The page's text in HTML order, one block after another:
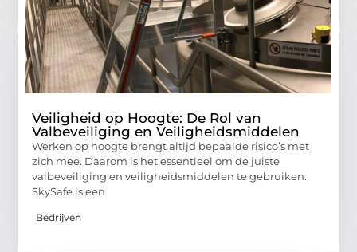
Veiligheid op Hoogte: De Rol van
Valbeveiliging en Veiligheidsmiddelen
Werken op hoogte brengt altijd bepaalde risico’s met
zich mee. Daarom is het essentieel om de juiste
valbeveiliging en veiligheidsmiddelen te gebruiken.
SkySafe is een
Bedrijven